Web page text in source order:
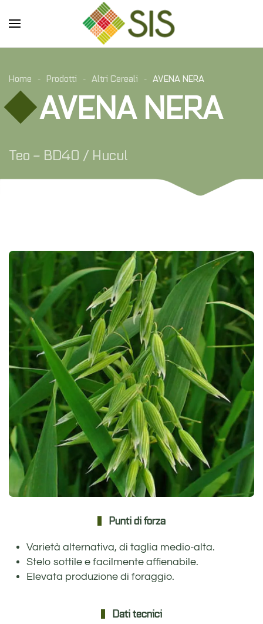
Skip to main content
Home Prodotti Altri Cereali AVENA NERA
AVENA NERA
Teo – BD40 / Hucul
Punti di forza
Varietà alternativa, di taglia medio-alta.
Stelo sottile e facilmente affienabile.
Elevata produzione di foraggio.
Dati tecnici